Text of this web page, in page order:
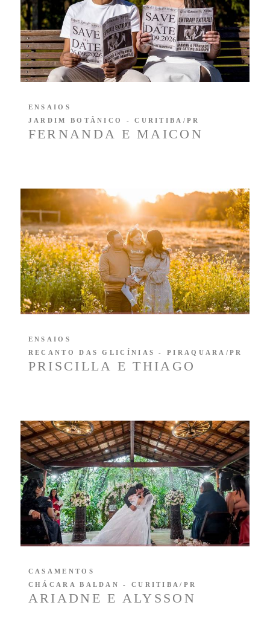
FERNANDA E MAICON
ENSAIOS
JARDIM BOTÂNICO - CURITIBA/PR
PRISCILLA E THIAGO
ENSAIOS
RECANTO DAS GLICÍNIAS - PIRAQUARA/PR
ARIADNE E ALYSSON
CASAMENTOS
CHÁCARA BALDAN - CURITIBA/PR